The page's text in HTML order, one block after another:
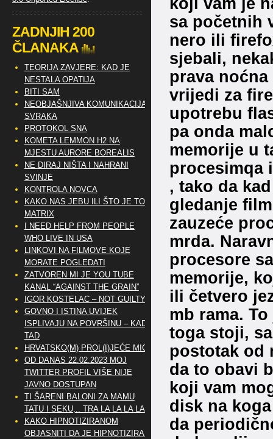
sa početnih
nero ili
sjebali,
prava
vrijedi za
upotrebu
pa onda
memorije u
procesimqa
, tako da
gledanje
zauzeće
mrda.
procesore
memorije,
ili četvero
mb rama.
toga stoji,
postotak od
da to obavi
koji vam
disk na
da
ZADNJIH 200
ČLANAKA
TEORIJA ZAVJERE: KAD JE
NESTALA OPATIJA
BITI SAM
NEOBJAŠNJIVA KOMUNIKACIJA
SVRAKA
PROTOKOL SNA
KOMETA LEMMON H2 NA
MJESTU AURORE BOREALIS
NE DIRAJ NIŠTA I NAHRANI
SVINJE
KONTROLA NOVCA
KAKO NAS JEBU ILI ŠTO JE TO
MATRIX
I NEED HELP FROM PEOPLE
WHO LIVE IN USA
LINKOVI NA FILMOVE KOJE
MORATE POGLEDATI
ZATVOREN MI JE YOU TUBE
KANAL “AGAINST THE GRAIN”
IGOR KOSTELAC – NOT GUILTY
GOVNO I ISTINA UVIJEK
ISPLIVAJU NA POVRŠINU – KAD
TAD
HRVATSKO(M) PROL(I)JEĆE MIG
OD DANAS 22.02.2023 MOJ
TWITTER PROFIL VIŠE NIJE
JAVNO DOSTUPAN
TI ŠARENI BALONI ZA MAMU
TATU I SEKU,.. TRA LA LA LA LA
KAKO HIPNOTIZIRANOM
OBJASNITI DA JE HIPNOTIZIRAN